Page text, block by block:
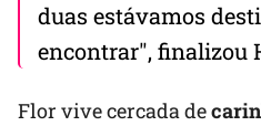
duas estávamos
encontrar", finalizou
Flor vive cercada de